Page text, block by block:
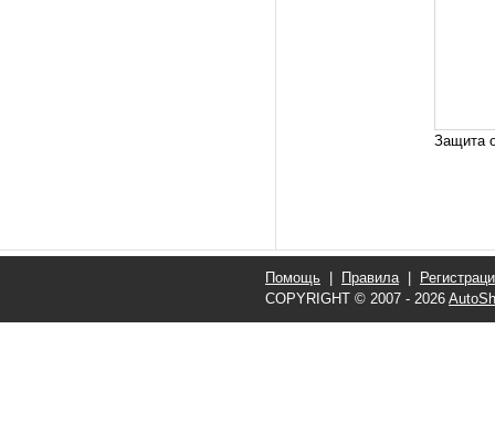
Защита
Помощь Правила|
COPYRIGHT © 2007 - 2026